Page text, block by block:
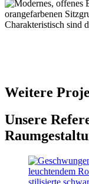
Weitere
Unsere